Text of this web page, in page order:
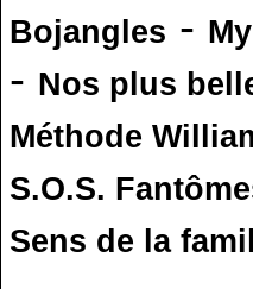
Bojangles -
- Nos plus
Méthode
S.O.S.
Sens de la